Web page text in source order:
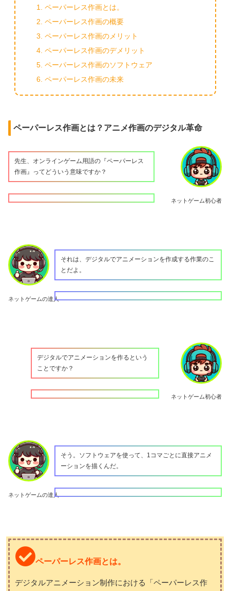
ペーパーレス作画とは。
ペーパーレス作画の概要
ペーパーレス作画のメリット
ペーパーレス作画のデメリット
ペーパーレス作画のソフトウェア
ペーパーレス作画の未来
ペーパーレス作画とは？アニメ作画のデジタル革命
ネットゲーム初心者
先生、オンラインゲーム用語の『ペーパーレス
作画』ってどういう意味ですか？
ネットゲームの達人
それは、デジタルでアニメーションを作成する作業のこ
とだよ。
ネットゲーム初心者
デジタルでアニメーションを作るという
ことですか？
ネットゲームの達人
そう。ソフトウェアを使って、1コマごとに直接アニメ
ーションを描くんだ。
ペーパーレス作画とは。
デジタルアニメーション制作における「ペーパーレス作